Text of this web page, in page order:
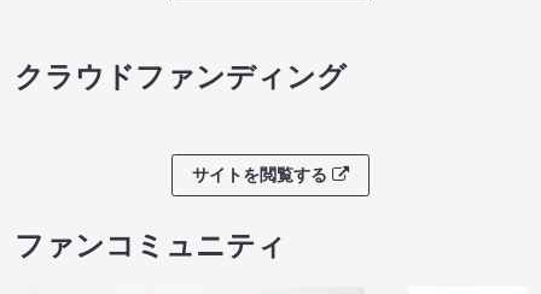
クラウドファンディング
サイトを閲覧する
ファンコミュニティ